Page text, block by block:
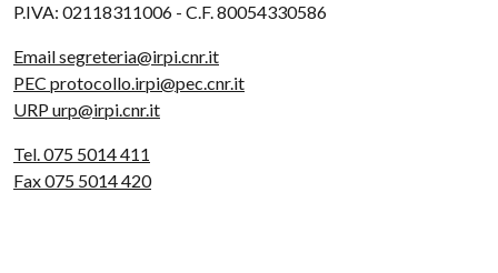
P.IVA: 02118311006 - C.F. 80054330586
Email segreteria@irpi.cnr.it
PEC protocollo.irpi@pec.cnr.it
URP urp@irpi.cnr.it
Tel. 075 5014 411
Fax 075 5014 420